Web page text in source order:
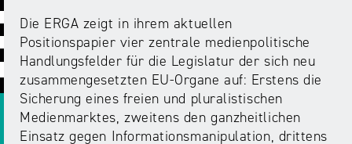
Medienaufsicht
Intermediäre
Europa
Growth
Day
Laut-
und-
ABC
#äsch-
Tecks
Forschung
Förderungen
und
Ausschreibungen
Regulierung
Rechtsgrundlagen
Bereich
Die ERGA zeigt in ihrem aktuellen
Positionspapier vier zentrale medienpolitische
Handlungsfelder für die Legislatur der sich neu
zusammengesetzten EU-Organe auf: Erstens die
Sicherung eines freien und pluralistischen
Medienmarktes, zweitens den ganzheitlichen
Einsatz gegen Informationsmanipulation, drittens